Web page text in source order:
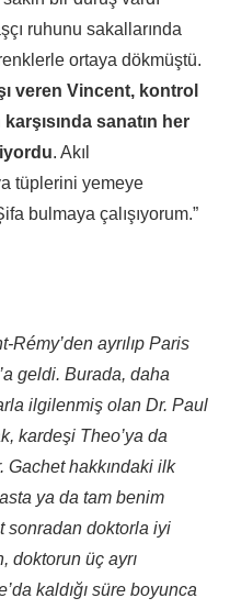
ruhunu sakallarında
ortaya dökmüştü.
veren Vincent, kontrol
sanatın her
. Akıl
tüplerini yemeye
bulmaya çalışıyorum.”
Rémy’den ayrılıp Paris
geldi. Burada, daha
ilgilenmiş olan Dr. Paul
kardeşi Theo’ya da
Gachet hakkındaki ilk
ya da tam benim
sonradan doktorla iyi
doktorun üç ayrı
kaldığı süre boyunca